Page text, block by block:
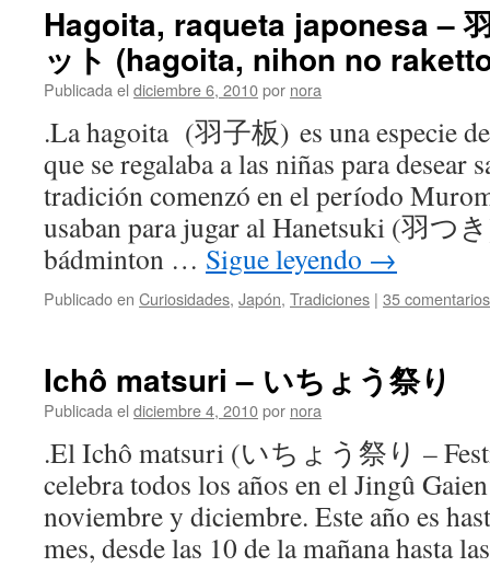
Hagoita, raqueta japonesa –
ット (hagoita, nihon no
Publicada el diciembre 6, 2010por nora
.La hagoita (羽子板) es una especie
que se regalaba a las niñas para desear
tradición comenzó en el período
usaban para jugar al Hanetsuki (羽つ
bádminton … Sigue leyendo →
Publicado en Curiosidades, Japón, Tradiciones | 35 comentarios
Ichô matsuri – いちょう祭り
Publicada el diciembre 4, 2010por nora
.El Ichô matsuri (いちょう祭り –
celebra todos los años en el Jingû
noviembre y diciembre. Este año es
mes, desde las 10 de la mañana hasta